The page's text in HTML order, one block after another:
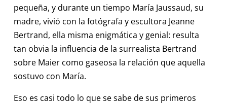
pequeña, y durante un tiempo María Jaussaud, su
madre, vivió con la fotógrafa y escultora Jeanne
Bertrand, ella misma enigmática y genial: resulta
tan obvia la influencia de la surrealista Bertrand
sobre Maier como gaseosa la relación que aquella
sostuvo con María.
Eso es casi todo lo que se sabe de sus primeros